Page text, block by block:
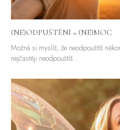
(NE)ODPUŠTĚNÍ = (NE)MOC
Možná si myslíš, že neodpouštíš
nejčastěji neodpouštíš…